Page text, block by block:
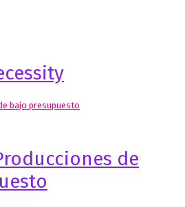
bajo presupuesto
de